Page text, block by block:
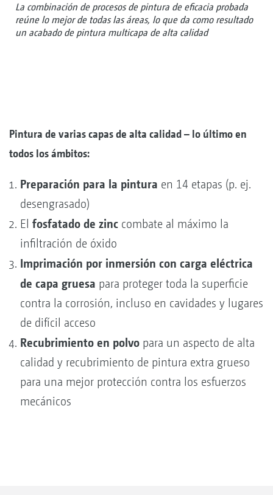
La combinación de procesos de pintura de eficacia probada
reúne lo mejor de todas las áreas, lo que da como resultado
un acabado de pintura multicapa de alta calidad
Pintura de varias capas de alta calidad – lo último en
todos los ámbitos:
Preparación para la pintura en 14 etapas (p. ej.
desengrasado)
El fosfatado de zinc combate al máximo la
infiltración de óxido
Imprimación por inmersión con carga eléctrica
de capa gruesa para proteger toda la superficie
contra la corrosión, incluso en cavidades y lugares
de difícil acceso
Recubrimiento en polvo para un aspecto de alta
calidad y recubrimiento de pintura extra grueso
para una mejor protección contra los esfuerzos
mecánicos